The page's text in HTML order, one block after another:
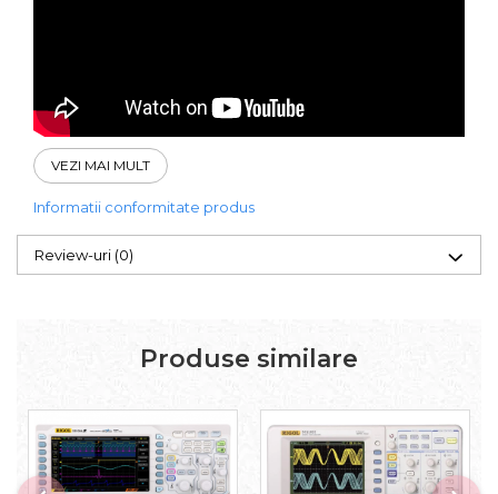
VEZI MAI MULT
Informatii conformitate produs
Review-uri (0)
Produse similare